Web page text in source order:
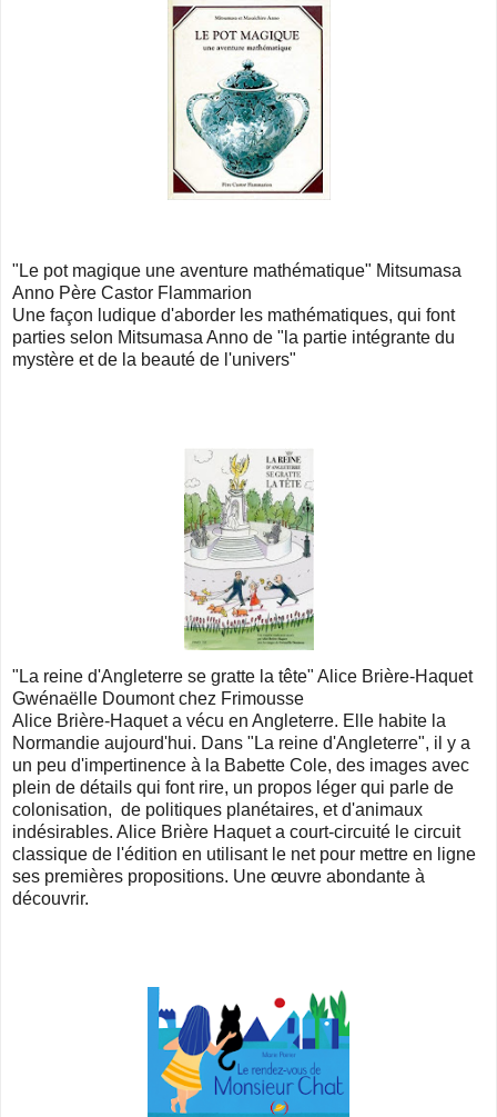
"Le pot magique une aventure mathématique" Mitsumasa
Anno Père Castor Flammarion
Une façon ludique d'aborder les mathématiques, qui font
parties selon Mitsumasa Anno de "la partie intégrante du
mystère et de la beauté de l'univers"
"La reine d'Angleterre se gratte la tête" Alice Brière-Haquet
Gwénaëlle Doumont chez Frimousse
Alice Brière-Haquet a vécu en Angleterre. Elle habite la
Normandie aujourd'hui. Dans "La reine d'Angleterre", il y a
un peu d'impertinence à la Babette Cole, des images avec
plein de détails qui font rire, un propos léger qui parle de
colonisation, de politiques planétaires, et d'animaux
indésirables. Alice Brière Haquet a court-circuité le circuit
classique de l'édition en utilisant le net pour mettre en ligne
ses premières propositions. Une œuvre abondante à
découvrir.